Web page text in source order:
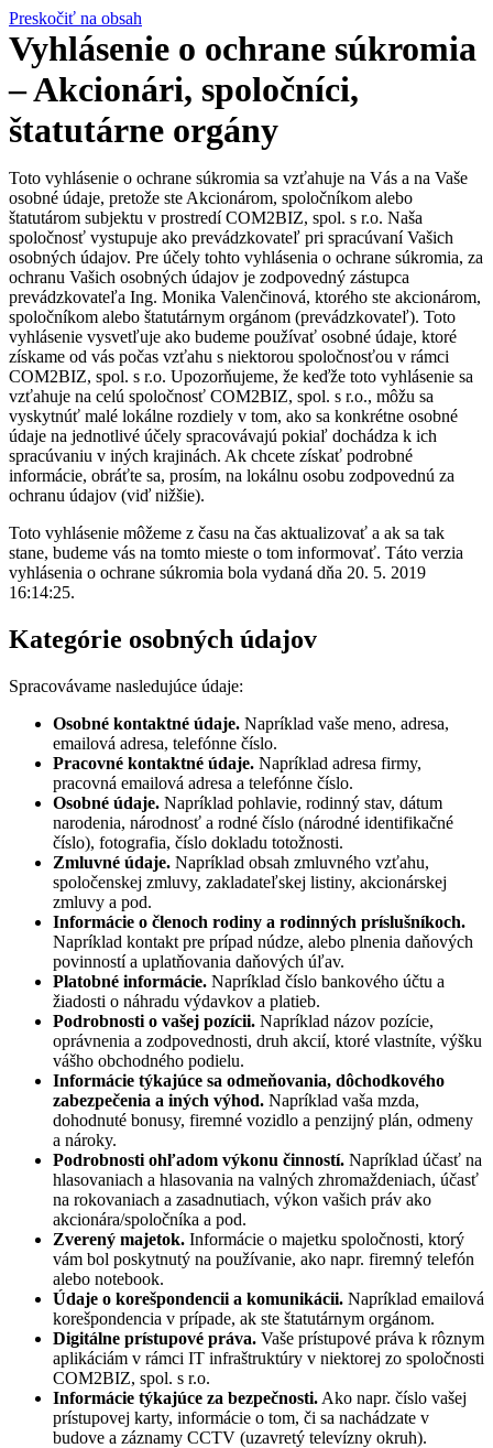
Preskočiť na obsah
Vyhlásenie o ochrane súkromia
– Akcionári, spoločníci,
štatutárne orgány
Toto vyhlásenie o ochrane súkromia sa vzťahuje na Vás a na Vaše
osobné údaje, pretože ste Akcionárom, spoločníkom alebo
štatutárom subjektu v prostredí COM2BIZ, spol. s r.o. Naša
spoločnosť vystupuje ako prevádzkovateľ pri spracúvaní Vašich
osobných údajov. Pre účely tohto vyhlásenia o ochrane súkromia, za
ochranu Vašich osobných údajov je zodpovedný zástupca
prevádzkovateľa Ing. Monika Valenčinová, ktorého ste akcionárom,
spoločníkom alebo štatutárnym orgánom (prevádzkovateľ). Toto
vyhlásenie vysvetľuje ako budeme používať osobné údaje, ktoré
získame od vás počas vzťahu s niektorou spoločnosťou v rámci
COM2BIZ, spol. s r.o. Upozorňujeme, že keďže toto vyhlásenie sa
vzťahuje na celú spoločnosť COM2BIZ, spol. s r.o., môžu sa
vyskytnúť malé lokálne rozdiely v tom, ako sa konkrétne osobné
údaje na jednotlivé účely spracovávajú pokiaľ dochádza k ich
spracúvaniu v iných krajinách. Ak chcete získať podrobné
informácie, obráťte sa, prosím, na lokálnu osobu zodpovednú za
ochranu údajov (viď nižšie).
Toto vyhlásenie môžeme z času na čas aktualizovať a ak sa tak
stane, budeme vás na tomto mieste o tom informovať. Táto verzia
vyhlásenia o ochrane súkromia bola vydaná dňa 20. 5. 2019
16:14:25.
Kategórie osobných údajov
Spracovávame nasledujúce údaje:
Osobné kontaktné údaje. Napríklad vaše meno, adresa,
emailová adresa, telefónne číslo.
Pracovné kontaktné údaje. Napríklad adresa firmy,
pracovná emailová adresa a telefónne číslo.
Osobné údaje. Napríklad pohlavie, rodinný stav, dátum
narodenia, národnosť a rodné číslo (národné identifikačné
číslo), fotografia, číslo dokladu totožnosti.
Zmluvné údaje. Napríklad obsah zmluvného vzťahu,
spoločenskej zmluvy, zakladateľskej listiny, akcionárskej
zmluvy a pod.
Informácie o členoch rodiny a rodinných príslušníkoch.
Napríklad kontakt pre prípad núdze, alebo plnenia daňových
povinností a uplatňovania daňových úľav.
Platobné informácie. Napríklad číslo bankového účtu a
žiadosti o náhradu výdavkov a platieb.
Podrobnosti o vašej pozícii. Napríklad názov pozície,
oprávnenia a zodpovednosti, druh akcií, ktoré vlastníte, výšku
vášho obchodného podielu.
Informácie týkajúce sa odmeňovania, dôchodkového
zabezpečenia a iných výhod. Napríklad vaša mzda,
dohodnuté bonusy, firemné vozidlo a penzijný plán, odmeny
a nároky.
Podrobnosti ohľadom výkonu činností. Napríklad účasť na
hlasovaniach a hlasovania na valných zhromaždeniach, účasť
na rokovaniach a zasadnutiach, výkon vašich práv ako
akcionára/spoločníka a pod.
Zverený majetok. Informácie o majetku spoločnosti, ktorý
vám bol poskytnutý na používanie, ako napr. firemný telefón
alebo notebook.
Údaje o korešpondencii a komunikácii. Napríklad emailová
korešpondencia v prípade, ak ste štatutárnym orgánom.
Digitálne prístupové práva. Vaše prístupové práva k rôznym
aplikáciám v rámci IT infraštruktúry v niektorej zo spoločnosti
COM2BIZ, spol. s r.o.
Informácie týkajúce za bezpečnosti. Ako napr. číslo vašej
prístupovej karty, informácie o tom, či sa nachádzate v
budove a záznamy CCTV (uzavretý televízny okruh).